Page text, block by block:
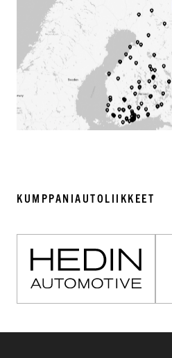
KUMPPANIAUTOLIIKKEET